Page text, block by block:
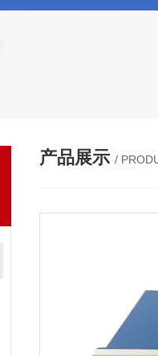
产品展示 /